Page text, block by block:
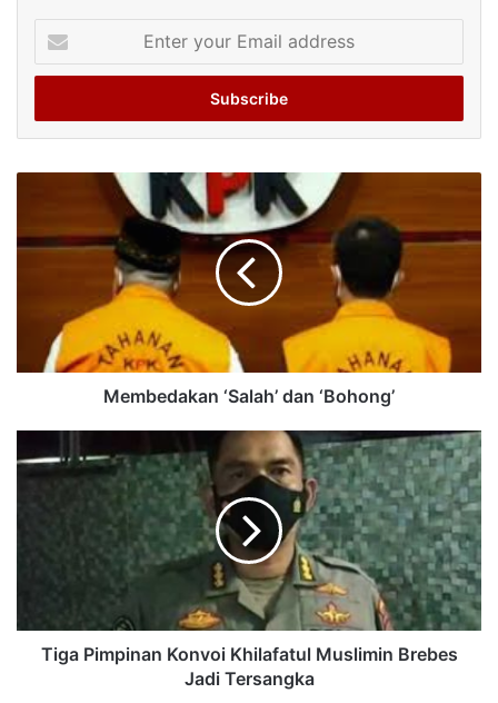
your
Email
Membedakan ‘Salah’ dan ‘Bohong’
Tiga Pimpinan Konvoi Khilafatul Muslimin Brebes
Jadi Tersangka